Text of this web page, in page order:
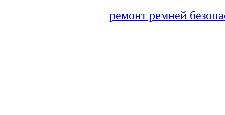
ремонт ремней